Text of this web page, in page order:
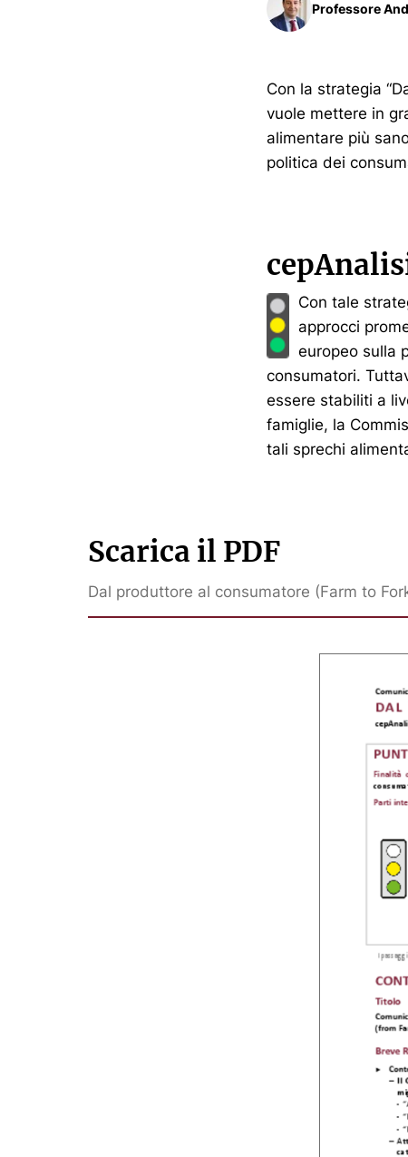
Professore
Con la strategia
vuole mettere in
alimentare più
politica dei
Con tale
approcci
europeo sulla
consumatori.
essere stabiliti a
famiglie, la
tali sprechi
Scarica il PDF
Dal produttore al consumatore (Farm to